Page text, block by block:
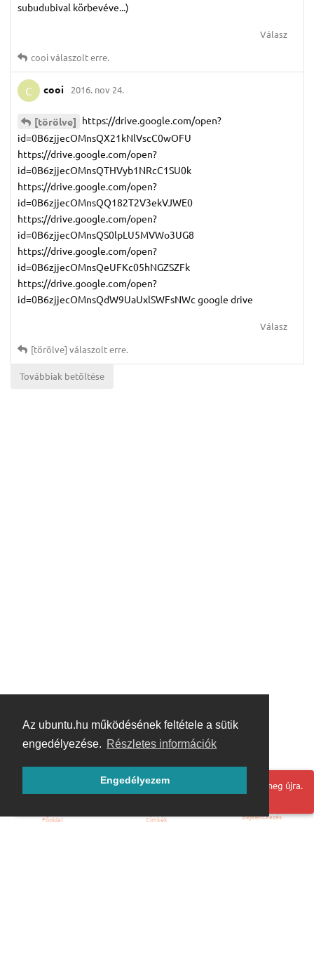
Az ubuntu.hu működésének feltétele a sütik
engedélyezése. Részletes információk
Engedélyezem
subudubival körbevéve...)
Válasz
cooiválaszolt erre.
C cooi 2016. nov 24.
[törölve] https://drive.google.com/open?
id=0B6zjjecOMnsQX21kNlVscC0wOFU
https://drive.google.com/open?
id=0B6zjjecOMnsQTHVyb1NRcC1SU0k
https://drive.google.com/open?
id=0B6zjjecOMnsQQ182T2V3ekVJWE0
https://drive.google.com/open?
id=0B6zjjecOMnsQS0lpLU5MVWo3UG8
https://drive.google.com/open?
id=0B6zjjecOMnsQeUFKc05hNGZSZFk
https://drive.google.com/open?
id=0B6zjjecOMnsQdW9UaUxlSWFsNWc google drive
Válasz
[törölve] válaszolt erre.
Továbbiak betöltése
Hoppá! Valami hiba történt. Frissítse az oldalt és próbálja meg újra.
Főoldal Címkék Bejelentkezés